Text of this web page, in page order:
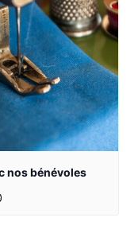
nos bénévoles